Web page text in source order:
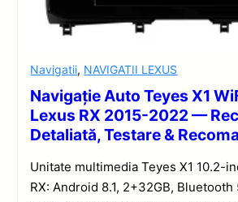
Navigatii, NAVIGATII LEXUS
Navigație Auto Teyes X1
Lexus RX 2015-2022 —
Detaliată, Testare &
Unitate multimedia Teyes X1 10.2-
RX: Android 8.1, 2+32GB, Bluetooth